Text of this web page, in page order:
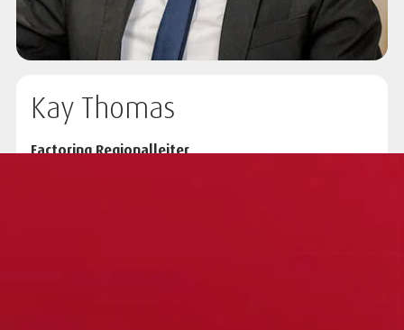
Kay Thomas
Factoring Regionalleiter